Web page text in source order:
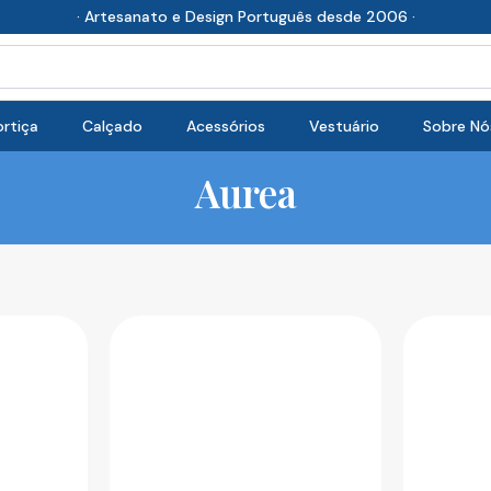
· Artesanato e Design Português desde 2006 ·
Calçado Acessórios Vestuário Sobre
Aurea